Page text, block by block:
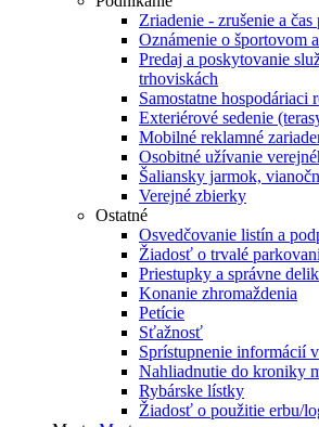
Zriadenie - zrušenie a čas
Oznámenie o športovom
Predaj a poskytovanie
trhoviskách
Samostatne hospodáriaci
Exteriérové sedenie
Mobilné reklamné
Osobitné užívanie
Šaliansky jarmok,
Verejné zbierky
Ostatné
Osvedčovanie listín a
Žiadosť o trvalé
Priestupky a správne
Konanie zhromaždenia
Petície
Sťažnosť
Sprístupnenie informácií
Nahliadnutie do kroniky
Rybárske lístky
Žiadosť o použitie erbu/